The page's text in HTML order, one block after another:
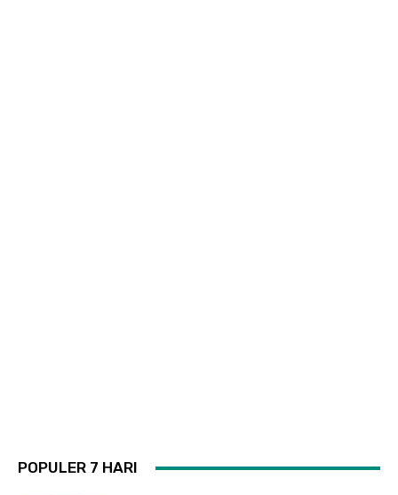
POPULER 7 HARI